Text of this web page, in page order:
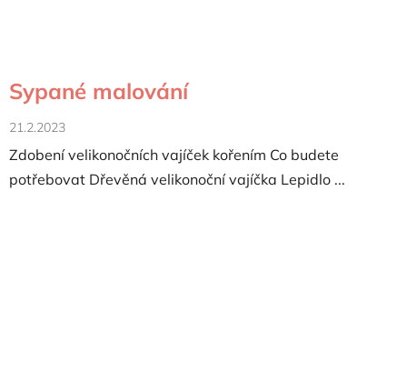
Sypané malování
21.2.2023
Zdobení velikonočních vajíček kořením Co budete
potřebovat Dřevěná velikonoční vajíčka Lepidlo ...